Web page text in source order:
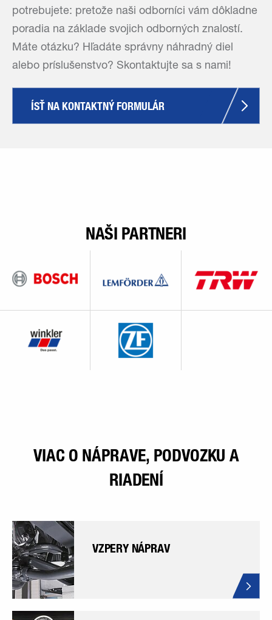
potrebujete: pretože naši odborníci vám dôkladne
poradia na základe svojich odborných znalostí.
Máte otázku? Hľadáte správny náhradný diel
alebo príslušenstvo? Skontaktujte sa s nami!
ÍSŤ NA KONTAKTNÝ FORMULÁR
NAŠI PARTNERI
VIAC O NÁPRAVE, PODVOZKU A
RIADENÍ
VZPERY NÁPRAV